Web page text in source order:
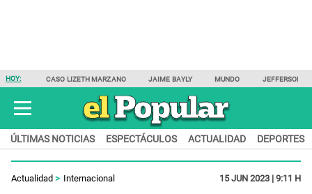
HOY: CASO LIZETH MARZANO JAIME BAYLY MUNDO JEFFERSON
ÚLTIMAS NOTICIAS ESPECTÁCULOS ACTUALIDAD DEPORTES
Actualidad Internacional 15 JUN 2023 | 9:11 H